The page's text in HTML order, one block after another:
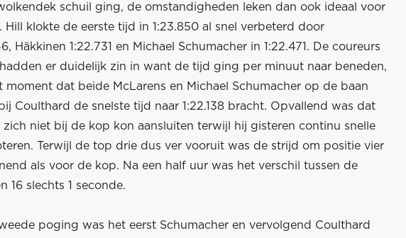
schuil ging, de omstandigheden leken dan ook ideaal voor
Hill klokte de eerste tijd in 1:23.850 al snel verbeterd door
Häkkinen 1:22.731 en Michael Schumacher in 1:22.471. De coureurs
er duidelijk zin in want de tijd ging per minuut naar beneden,
moment dat beide McLarens en Michael Schumacher op de baan
Coulthard de snelste tijd naar 1:22.138 bracht. Opvallend was dat
zich niet bij de kop kon aansluiten terwijl hij gisteren continu snelle
Terwijl de top drie dus ver vooruit was de strijd om positie vier
als voor de kop. Na een half uur was het verschil tussen de
16 slechts 1 seconde.
poging was het eerst Schumacher en vervolgend Coulthard